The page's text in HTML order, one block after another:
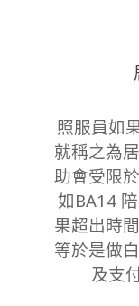
照服員如
就稱之為
助會受限
如BA14
果超出時
等於是做
及支